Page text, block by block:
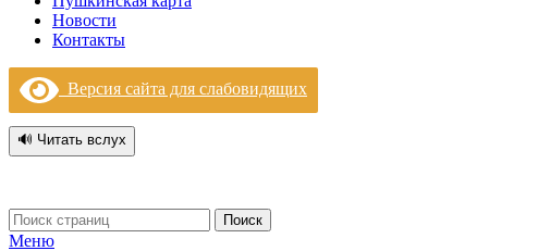
Новости
Контакты
Версия сайта для слабовидящих
🔊 Читать вслух
Поиск
Меню